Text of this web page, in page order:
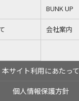
BUNK UP
会社案内
本サイト利用にあたって
個人情報保護方針